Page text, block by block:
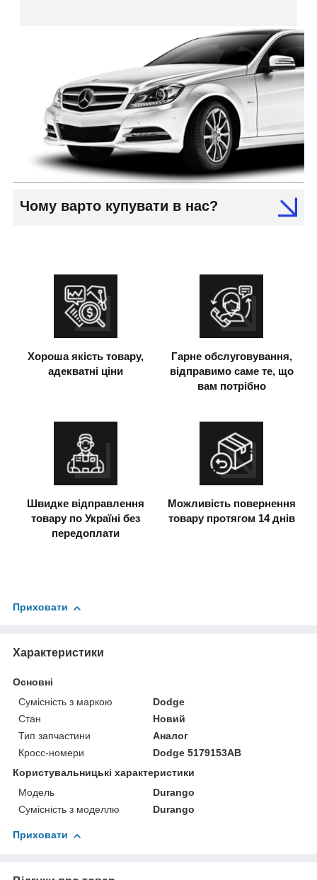
Чому варто купувати в нас?
Хороша якість товару,
адекватні ціни
Гарне обслуговування,
відправимо саме те, що
вам потрібно
Швидке відправлення
товару по Україні без
передоплати
Можливість повернення
товару протягом 14 днів
Приховати
Характеристики
Основні
Сумісність з маркою
Dodge
Стан
Новий
Тип запчастини
Аналог
Кросс-номери
Dodge 5179153AB
Користувальницькі характеристики
Мoдель
Durango
Сумісність з моделлю
Durango
Приховати